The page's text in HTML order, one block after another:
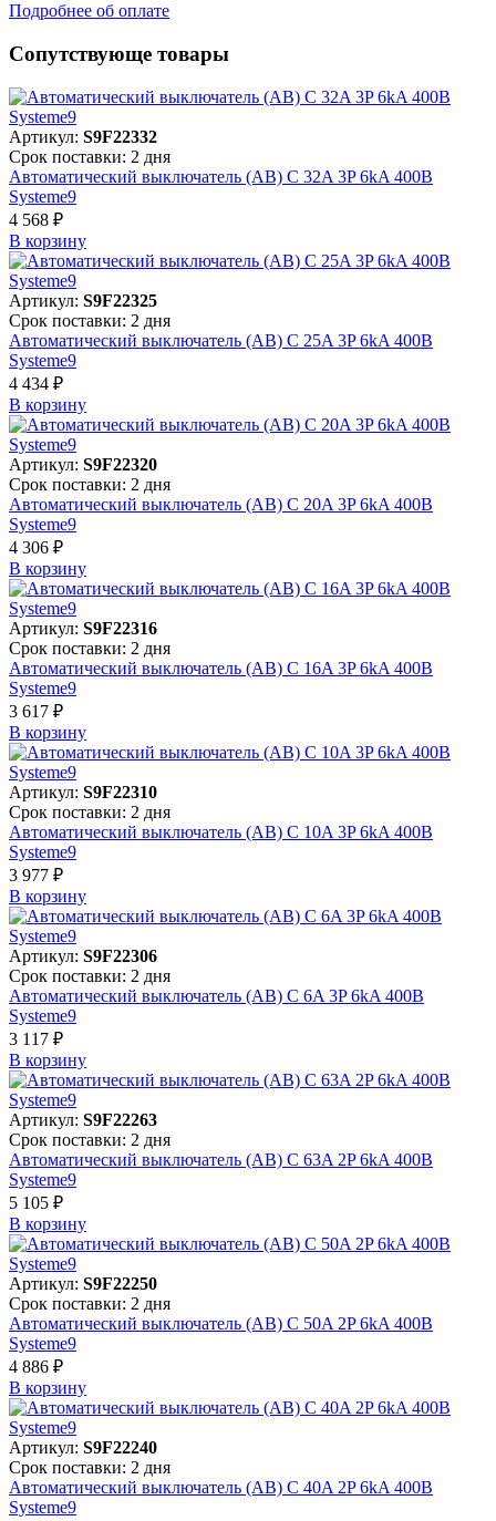
Подробнее об оплате
Сопутствующе товары
Артикул: S9F22332
Срок поставки: 2 дня
Автоматический выключатель (АВ) C 32A 3P 6kA 400В
Systeme9
4 568 ₽
В корзинy
Артикул: S9F22325
Срок поставки: 2 дня
Автоматический выключатель (АВ) C 25A 3P 6kA 400В
Systeme9
4 434 ₽
В корзинy
Артикул: S9F22320
Срок поставки: 2 дня
Автоматический выключатель (АВ) C 20A 3P 6kA 400В
Systeme9
4 306 ₽
В корзинy
Артикул: S9F22316
Срок поставки: 2 дня
Автоматический выключатель (АВ) C 16A 3P 6kA 400В
Systeme9
3 617 ₽
В корзинy
Артикул: S9F22310
Срок поставки: 2 дня
Автоматический выключатель (АВ) C 10A 3P 6kA 400В
Systeme9
3 977 ₽
В корзинy
Артикул: S9F22306
Срок поставки: 2 дня
Автоматический выключатель (АВ) C 6A 3P 6kA 400В
Systeme9
3 117 ₽
В корзинy
Артикул: S9F22263
Срок поставки: 2 дня
Автоматический выключатель (АВ) C 63A 2P 6kA 400В
Systeme9
5 105 ₽
В корзинy
Артикул: S9F22250
Срок поставки: 2 дня
Автоматический выключатель (АВ) C 50A 2P 6kA 400В
Systeme9
4 886 ₽
В корзинy
Артикул: S9F22240
Срок поставки: 2 дня
Автоматический выключатель (АВ) C 40A 2P 6kA 400В
Systeme9